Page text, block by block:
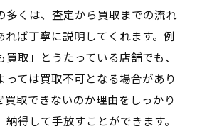
多くは、査定から買取までの流れ
れば丁寧に説明してくれます。例
取」とうたっている店舗でも、
っては買取不可となる場合があり
買取できないのか理由をしっかり
得して手放すことができます。